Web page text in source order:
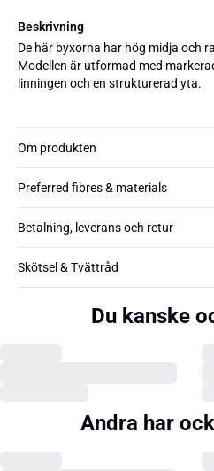
Beskrivning
De här byxorna har hög midja och
Modellen är utformad med
linningen och en strukturerad yta.
Om produkten
Preferred fibres & materials
Betalning, leverans och retur
Skötsel & Tvättråd
Du kanske
Andra har